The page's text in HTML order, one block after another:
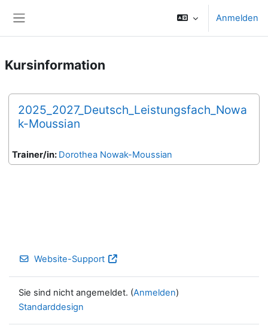
Anmelden
Kursinformation
2025_2027_Deutsch_Leistungsfach_Nowa
k-Moussian
Trainer/in: Dorothea Nowak-Moussian
Website-Support
Sie sind nicht angemeldet. (Anmelden)
Standarddesign